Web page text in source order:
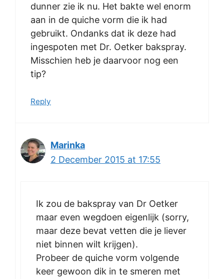
dunner zie ik nu. Het bakte wel enorm
aan in de quiche vorm die ik had
gebruikt. Ondanks dat ik deze had
ingespoten met Dr. Oetker bakspray.
Misschien heb je daarvoor nog een
tip?
Reply
Marinka
2 December 2015 at 17:55
Ik zou de bakspray van Dr Oetker
maar even wegdoen eigenlijk (sorry,
maar deze bevat vetten die je liever
niet binnen wilt krijgen).
Probeer de quiche vorm volgende
keer gewoon dik in te smeren met